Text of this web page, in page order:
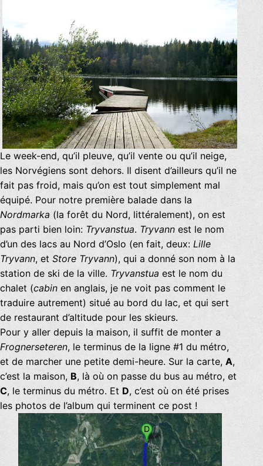
Le week-end, qu’il pleuve, qu’il vente ou qu’il neige,
les Norvégiens sont dehors. Il disent d’ailleurs qu’il ne
fait pas froid, mais qu’on est tout simplement mal
équipé. Pour notre première balade dans la
Nordmarka (la forêt du Nord, littéralement), on est
pas parti bien loin: Tryvanstua. Tryvann est le nom
d’un des lacs au Nord d’Oslo (en fait, deux: Lille
Tryvann, et Store Tryvann), qui a donné son nom à la
station de ski de la ville. Tryvanstua est le nom du
chalet (cabin en anglais, je ne voit pas comment le
traduire autrement) situé au bord du lac, et qui sert
de restaurant d’altitude pour les skieurs.
Pour y aller depuis la maison, il suffit de monter a
Frognerseteren, le terminus de la ligne #1 du métro,
et de marcher une petite demi-heure. Sur la carte, A,
c’est la maison, B, là où on passe du bus au métro, et
C, le terminus du métro. Et D, c’est où on été prises
les photos de l’album qui terminent ce post !